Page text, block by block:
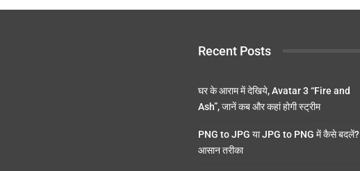
Recent Posts
घर के आराम में देखिये, Avatar 3 “Fire and
Ash”, जानें कब और कहां होगी स्ट्रीम
PNG to JPG या JPG to PNG में कैसे बदलें?
आसान तरीका